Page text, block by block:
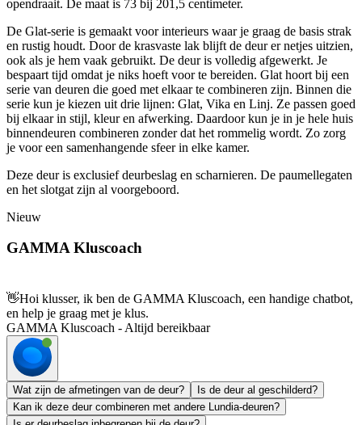
opendraait. De maat is 73 bij 201,5 centimeter.
De Glat-serie is gemaakt voor interieurs waar je graag de basis strak
en rustig houdt. Door de krasvaste lak blijft de deur er netjes uitzien,
ook als je hem vaak gebruikt. De deur is volledig afgewerkt. Je
bespaart tijd omdat je niks hoeft voor te bereiden. Glat hoort bij een
serie van deuren die goed met elkaar te combineren zijn. Binnen die
serie kun je kiezen uit drie lijnen: Glat, Vika en Linj. Ze passen goed
bij elkaar in stijl, kleur en afwerking. Daardoor kun je in je hele huis
binnendeuren combineren zonder dat het rommelig wordt. Zo zorg
je voor een samenhangende sfeer in elke kamer.
Deze deur is exclusief deurbeslag en scharnieren. De paumellegaten
en het slotgat zijn al voorgeboord.
Nieuw
GAMMA Kluscoach
👋Hoi klusser, ik ben de GAMMA Kluscoach, een handige chatbot,
en help je graag met je klus.
GAMMA Kluscoach - Altijd bereikbaar
Wat zijn de afmetingen van de deur?
Is de deur al geschilderd?
Kan ik deze deur combineren met andere Lundia-deuren?